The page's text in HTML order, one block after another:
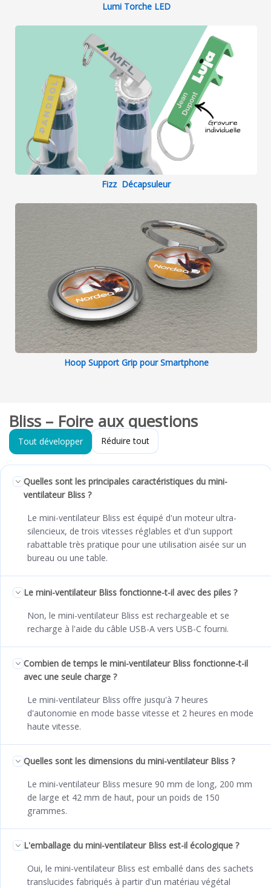
Lumi Torche LED
Fizz Décapsuleur
Hoop Support Grip pour Smartphone
Bliss – Foire aux questions
Tout développer Réduire tout
Quelles sont les principales caractéristiques du mini-
ventilateur Bliss ?
Le mini-ventilateur Bliss est équipé d'un moteur ultra-
silencieux, de trois vitesses réglables et d'un support
rabattable très pratique pour une utilisation aisée sur un
bureau ou une table.
Le mini-ventilateur Bliss fonctionne-t-il avec des piles ?
Non, le mini-ventilateur Bliss est rechargeable et se
recharge à l'aide du câble USB-A vers USB-C fourni.
Combien de temps le mini-ventilateur Bliss fonctionne-t-il
avec une seule charge ?
Le mini-ventilateur Bliss offre jusqu'à 7 heures
d'autonomie en mode basse vitesse et 2 heures en mode
haute vitesse.
Quelles sont les dimensions du mini-ventilateur Bliss ?
Le mini-ventilateur Bliss mesure 90 mm de long, 200 mm
de large et 42 mm de haut, pour un poids de 150
grammes.
L'emballage du mini-ventilateur Bliss est-il écologique ?
Oui, le mini-ventilateur Bliss est emballé dans des sachets
translucides fabriqués à partir d'un matériau végétal